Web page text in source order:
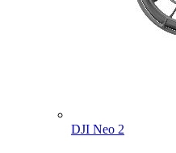
DJI Neo 2